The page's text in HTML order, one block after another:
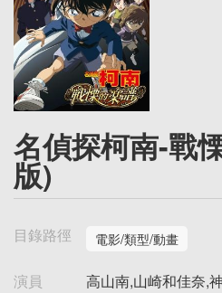
名偵探柯南-戰
版)
目錄路徑 電影/類型/動畫
演員
高山南,山崎和佳奈,